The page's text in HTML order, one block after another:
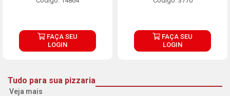
FAÇA SEU
LOGIN
FAÇA SEU
LOGIN
Tudo para sua pizzaria
Veja mais